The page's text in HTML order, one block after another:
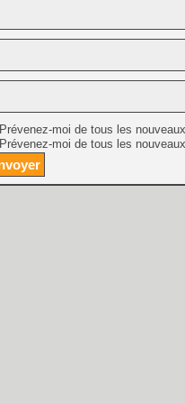
Prévenez-moi de tous les
Prévenez-moi de tous les